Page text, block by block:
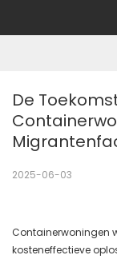
De
2025-06-03
Containerwoningen
kosteneffectieve